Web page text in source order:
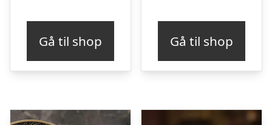
Gå til shop Gå til shop